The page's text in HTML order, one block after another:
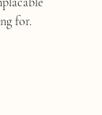
for.